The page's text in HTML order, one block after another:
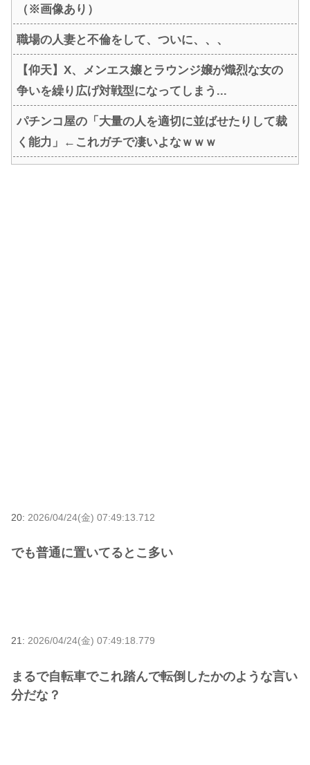
（※画像あり）
職場の人妻と不倫をして、ついに、、、
【仰天】X、メンエス嬢とラウンジ嬢が熾烈な女の
争いを繰り広げ対戦型になってしまう...
パチンコ屋の「大量の人を適切に並ばせたりして裁
く能力」←これガチで凄いよなｗｗｗ
20: 2026/04/24(金) 07:49:13.712
でも普通に置いてるとこ多い
21: 2026/04/24(金) 07:49:18.779
まるで自転車でこれ踏んで転倒したかのような言い
分だな？